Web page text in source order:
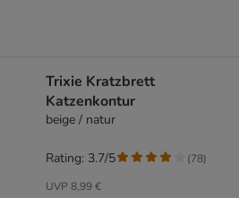
Trixie Kratzbrett
Katzenkontur
beige / natur
UVP 8,99 €
Rating: 3.7/5 (78)